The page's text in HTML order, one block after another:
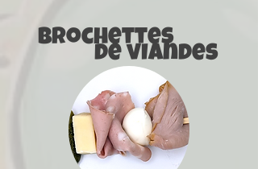
Brochettes
de vIandes